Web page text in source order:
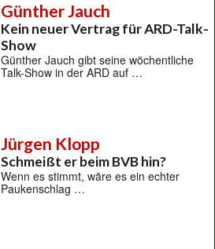
Günther Jauch
Kein neuer Vertrag für ARD-Talk-
Show
Günther Jauch gibt seine wöchentliche
Talk-Show in der ARD auf …
Jürgen Klopp
Schmeißt er beim BVB hin?
Wenn es stimmt, wäre es ein echter
Paukenschlag …